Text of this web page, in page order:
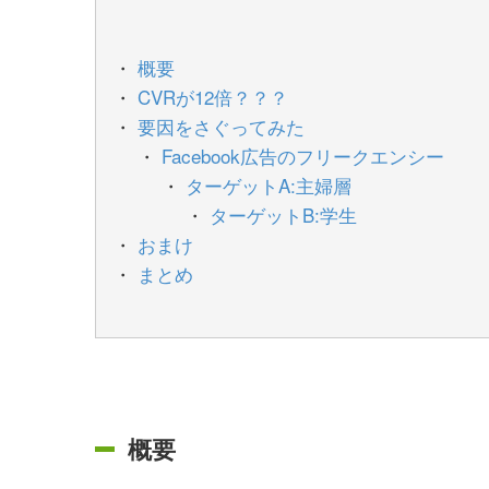
概要
CVRが12倍？？？
要因をさぐってみた
Facebook広告のフリークエンシー
ターゲットA:主婦層
ターゲットB:学生
おまけ
まとめ
概要